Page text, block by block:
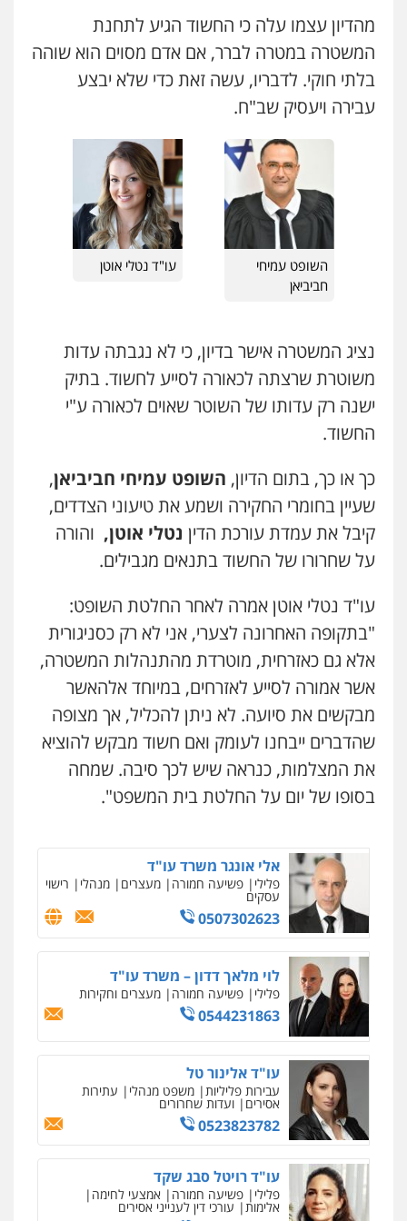
עו"ד ירון גיגי
פלילי צווארון לבן מעצרים הליכי הסגרה
0522249087
עו"ד רועי אטיאס
משפט פלילי פשיעה חמורה צווארון לבן
525043999
עו"ד אסף כהן
פלילי פשיעה חמורה סמים והימורים
משרד עורכי דין טאי שרקי
פלילי אסירים תעבורה מרב"ד
0547556464
פלילי פשיעה חמורה תעבורה אסירים
0522992110
עו"ד שאדי נאטור
0509230800
משרד עורכי דין פארס פלאח
פלילי צבאי צווארון לבן והונאה ביטוח לאומי
0549911449
עו"ד עידית שינו-אמיתי
פלילי עורכי דין לענייני אסירים
חמורה מעצרים וחקירות
עו"ד אביגדור פלדמן
פלילי אסירים צווארון לבן זכויות אדם אזרחי
0505345826
עו"ד יאיר בן סימון
פלילי תעבורה אזרחי נזיקין ביטוח
0505719060
עו"ד נס בן נתן
פלילי כלכלי פשיעה חמורה נוער
0505555110
עו"ד משה פלמור
פלילי כלכלי צווארון לבן עורכי דין לענייני
אסירים
מהדיון עצמו עלה כי החשוד הגיע לתחנת
המשטרה במטרה לברר, אם אדם מסוים הוא שוהה
בלתי חוקי. לדבריו, עשה זאת כדי שלא יבצע
עבירה ויעסיק שב"ח.
השופט עמיחי
חביביאן
עו"ד נטלי אוטן
נציג המשטרה אישר בדיון, כי לא נגבתה עדות
משוטרת שרצתה לכאורה לסייע לחשוד. בתיק
ישנה רק עדותו של השוטר שאוים לכאורה ע"י
החשוד.
כך או כך, בתום הדיון, השופט עמיחי חביביאן,
שעיין בחומרי החקירה ושמע את טיעוני הצדדים,
קיבל את עמדת עורכת הדין נטלי אוטן, והורה
על שחרורו של החשוד בתנאים מגבילים.
עו"ד נטלי אוטן אמרה לאחר החלטת השופט:
"בתקופה האחרונה לצערי, אני לא רק כסניגורית
אלא גם כאזרחית, מוטרדת מהתנהלות המשטרה,
אשר אמורה לסייע לאזרחים, במיוחד אלהאשר
מבקשים את סיועה. לא ניתן להכליל, אך מצופה
שהדברים ייבחנו לעומק ואם חשוד מבקש להוציא
את המצלמות, כנראה שיש לכך סיבה. שמחה
בסופו של יום על החלטת בית המשפט".
עו"ד אורנת קמרון
פלילי תעבורה עורכי דין לענייני אסירים
נוער
0505417090
שני אלגרבלי – משרד עורכי דין
פלילי עורכי דין לענייני אסירים תעבורה
0507120031
עו"ד אייל אביטל
פלילי פשיעה חמורה מעצרים וחקירות
עו"ד בועז קניג
פלילי משפחה כלכלי צבאי
0507003001
פלילי משפט פלילי
0528959600
קורל קרוז – עורך דין פלילי
0545437431
עו"ד עלי סעדי
פשיעה חמורה ליווי וייצוג בחקירות
ומעצרים
0508824984
עו"ד שגיא אקו
פלילי מעצרים וחקירות סמים עבירות מין
עורכי דין לענייני אסירים
אלי אונגר משרד עו"ד
פלילי פשיעה חמורה מעצרים מנהלי רישוי
עסקים
0507302623
לוי מלאך דדון – משרד עו"ד
פלילי פשיעה חמורה מעצרים וחקירות
0544231863
עו"ד אלינור טל
עבירות פליליות משפט מנהלי עתירות
אסירים ועדות שחרורים
0523823782
עו"ד רויטל סבג שקד
פלילי פשיעה חמורה אמצעי לחימה
אלימות עורכי דין לענייני אסירים
ניר קידר – צלם
צילום עורכי דין שירותים מקצועיים לעורכי
דין
0504578527
רונן הלל – מוניטין
מחיקת כתבות מגוגל ודחיקת אזכורים
שליליים
שירותים מקצועיים לעורכי דין
0522508109
אחסון אתרים
מהירות הגנה גיבוי תמיכה שירותים
מקצועיים לעורכי דין
מרכז התחלה חדשה
אסירים עבירות מין שירותים מקצועיים
לעורכי דין